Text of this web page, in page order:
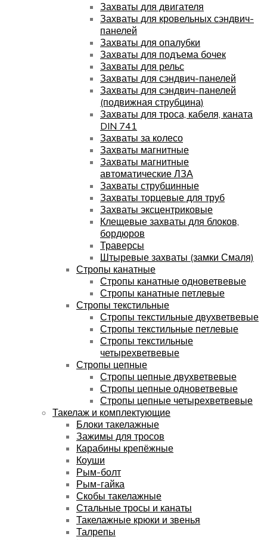
Захваты для двигателя
Захваты для кровельных сэндвич-
панелей
Захваты для опалубки
Захваты для подъема бочек
Захваты для рельс
Захваты для сэндвич-панелей
Захваты для сэндвич-панелей
(подвижная струбцина)
Захваты для троса, кабеля, каната
DIN 741
Захваты за колесо
Захваты магнитные
Захваты магнитные
автоматические ЛЗА
Захваты струбцинные
Захваты торцевые для труб
Захваты эксцентриковые
Клещевые захваты для блоков,
бордюров
Траверсы
Штыревые захваты (замки Смаля)
Стропы канатные
Стропы канатные одноветвевые
Стропы канатные петлевые
Стропы текстильные
Стропы текстильные двухветвевые
Стропы текстильные петлевые
Стропы текстильные
четырехветвевые
Стропы цепные
Стропы цепные двухветвевые
Стропы цепные одноветвевые
Стропы цепные четырехветвевые
Такелаж и комплектующие
Блоки такелажные
Зажимы для тросов
Карабины крепёжные
Коуши
Рым-болт
Рым-гайка
Скобы такелажные
Стальные тросы и канаты
Такелажные крюки и звенья
Талрепы